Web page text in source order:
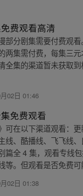
费观看高清
部分剧集需要付费观
两集需付费，每集三
全集的渠道暂未获取
02日 01:46
免费观看
可在以下渠道观看：
线、酷播线、飞飞线
篇全 4 集，观看专线包
等。但观看是否免费可
02日 01:38